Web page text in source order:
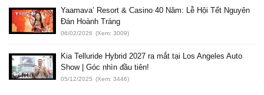
Yaamava’ Resort & Casino 40 Năm: Lễ Hội Tết Nguyên
Đán Hoành Tráng
06/02/2026 (Xem: 3009)
Kia Telluride Hybrid 2027 ra mắt tại Los Angeles Auto
Show | Góc nhìn đầu tiên!
05/12/2025 (Xem: 3446)